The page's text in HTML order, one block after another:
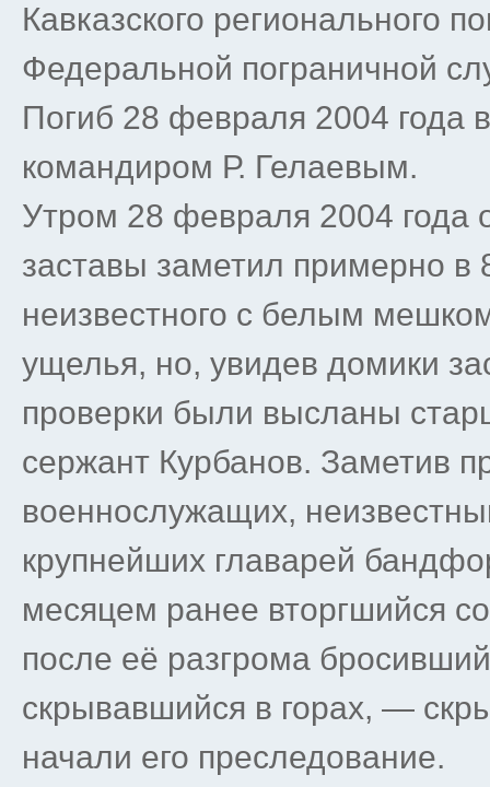
Кавказского регионального
Федеральной пограничной
Погиб 28 февраля 2004 года
командиром Р. Гелаевым.
Утром 28 февраля 2004 года
заставы заметил примерно в
неизвестного с белым
ущелья, но, увидев домики
проверки были высланы
сержант Курбанов. Заметив
военнослужащих,
крупнейших главарей
месяцем ранее вторгшийся
после её разгрома
скрывавшийся в горах, —
начали его преследование.